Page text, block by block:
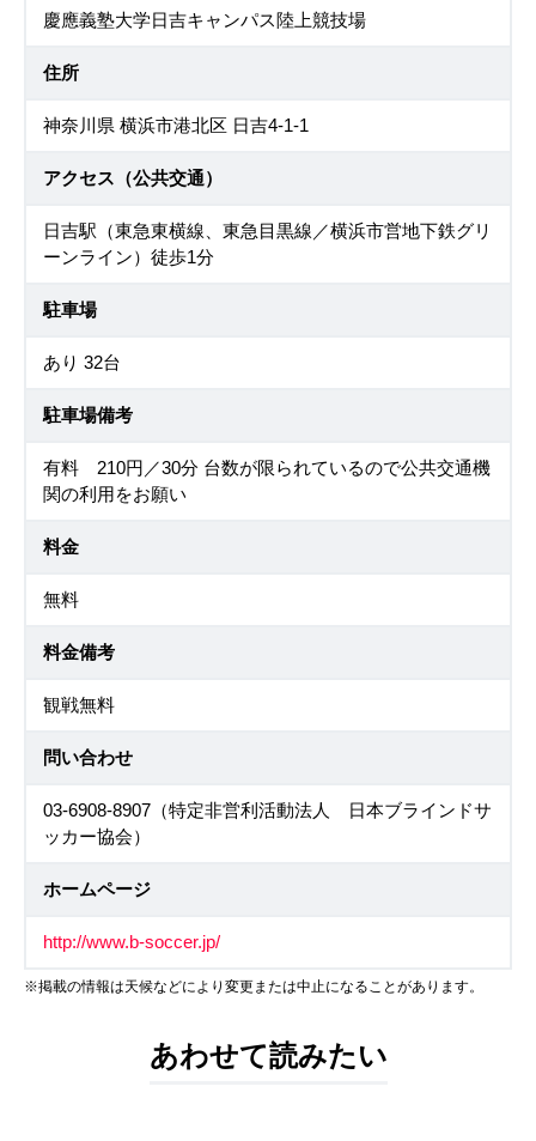
慶應義塾大学日吉キャンパス陸上競技場
住所
神奈川県 横浜市港北区 日吉4-1-1
アクセス（公共交通）
日吉駅（東急東横線、東急目黒線／横浜市営地下鉄グリ
ーンライン）徒歩1分
駐車場
あり 32台
駐車場備考
有料 210円／30分 台数が限られているので公共交通機
関の利用をお願い
料金
無料
料金備考
観戦無料
問い合わせ
03-6908-8907（特定非営利活動法人 日本ブラインドサ
ッカー協会）
ホームページ
http://www.b-soccer.jp/
※掲載の情報は天候などにより変更または中止になることがあります。
あわせて読みたい